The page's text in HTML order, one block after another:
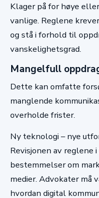
Klager på for høye
vanlige. Reglene
og stå i forhold til
vanskelighetsgrad.
Mangelfull
Dette kan omfatte
manglende
overholde frister.
Ny teknologi – nye
Revisjonen av
bestemmelser om
medier. Advokater må
hvordan digital